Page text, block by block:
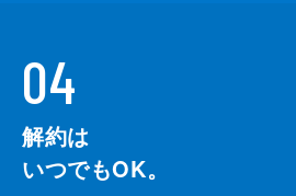
04
解約は
いつでもOK。